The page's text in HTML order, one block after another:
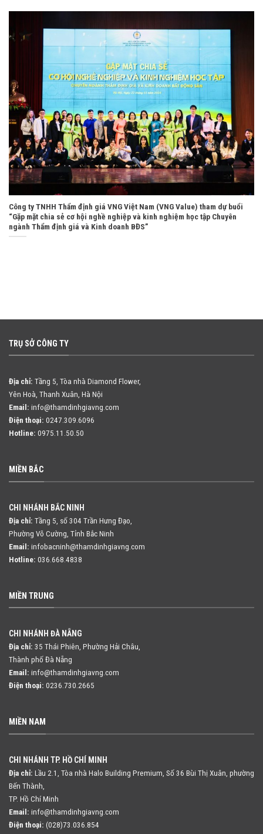
Công ty TNHH Thẩm định giá VNG Việt Nam (VNG Value) tham dự buổi
“Gặp mặt chia sẻ cơ hội nghề nghiệp và kinh nghiệm học tập Chuyên
ngành Thẩm định giá và Kinh doanh BĐS”
TRỤ SỞ CÔNG TY
Địa chỉ: Tầng 5, Tòa nhà Diamond Flower,
Yên Hoà, Thanh Xuân, Hà Nội
Email: info@thamdinhgiavng.com
Điện thoại: 0247.309.6096
Hotline: 0975.11.50.50
MIỀN BẮC
CHI NHÁNH BẮC NINH
Địa chỉ: Tầng 5, số 304 Trần Hưng Đạo,
Phường Võ Cường, Tỉnh Bắc Ninh
Email: infobacninh@thamdinhgiavng.com
Hotline: 036.668.4838
MIỀN TRUNG
CHI NHÁNH ĐÀ NẴNG
Địa chỉ: 35 Thái Phiên, Phường Hải Châu,
Thành phố Đà Nẵng
Email: info@thamdinhgiavng.com
Điện thoại: 0236.730.2665
MIỀN NAM
CHI NHÁNH TP. HỒ CHÍ MINH
Địa chỉ: Lầu 2.1, Tòa nhà Halo Building Premium, Số 36 Bùi Thị Xuân, phường
Bến Thành,
TP. Hồ Chí Minh
Email: info@thamdinhgiavng.com
Điện thoại: (028)73.036.854